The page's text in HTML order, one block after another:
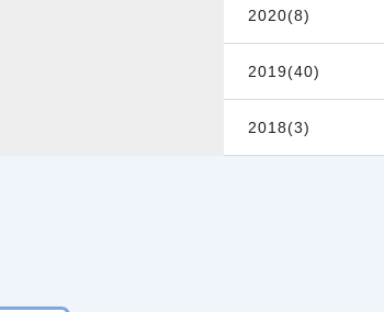
2020(8)
2019(40)
2018(3)